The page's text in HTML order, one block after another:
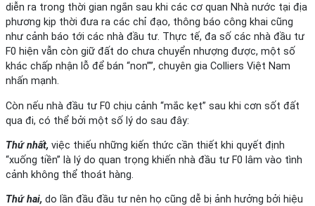
diễn ra trong thời gian ngắn sau khi các cơ quan Nhà nước tại địa
phương kịp thời đưa ra các chỉ đạo, thông báo công khai cũng
như cảnh báo tới các nhà đầu tư. Thực tế, đa số các nhà đầu tư
F0 hiện vẫn còn giữ đất do chưa chuyển nhượng được, một số
khác chấp nhận lỗ để bán “non””, chuyên gia Colliers Việt Nam
nhấn mạnh.
Còn nếu nhà đầu tư F0 chịu cảnh “mắc kẹt” sau khi cơn sốt đất
qua đi, có thể bởi một số lý do sau đây:
Thứ nhất, việc thiếu những kiến thức cần thiết khi quyết định
“xuống tiền” là lý do quan trọng khiến nhà đầu tư F0 lâm vào tình
cảnh không thể thoát hàng.
Thứhai, do lần đầu đầu tư nên họ cũng dễ bị ảnh hưởng bởi hiệu